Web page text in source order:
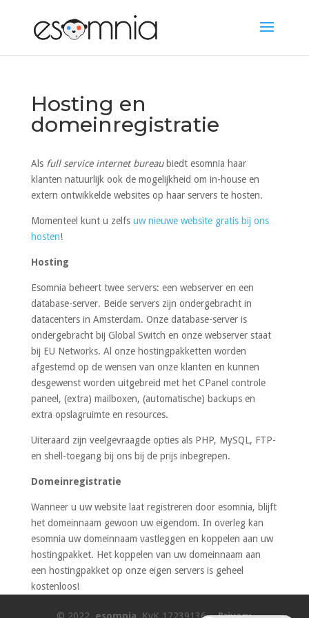
Hosting en
domeinregistratie
Als full service internet bureau biedt esomnia haar
klanten natuurlijk ook de mogelijkheid om in-house en
extern ontwikkelde websites op haar servers te hosten.
Momenteel kunt u zelfs uw nieuwe website gratis bij ons
hosten!
Hosting
Esomnia beheert twee servers: een webserver en een
database-server. Beide servers zijn ondergebracht in
datacenters in Amsterdam. Onze database-server is
ondergebracht bij Global Switch en onze webserver staat
bij EU Networks. Al onze hostingpakketten worden
afgestemd op de wensen van onze klanten en kunnen
desgewenst worden uitgebreid met het CPanel controle
paneel, (extra) mailboxen, (automatische) backups en
extra opslagruimte en resources.
Uiteraard zijn veelgevraagde opties als PHP, MySQL, FTP-
en shell-toegang bij ons bij de prijs inbegrepen.
Domeinregistratie
Wanneer u uw website laat registreren door esomnia, blijft
het domeinnaam gewoon uw eigendom. In overleg kan
esomnia uw domeinnaam vastleggen en koppelen aan uw
hostingpakket. Het koppelen van uw domeinnaam aan
een hostingpakket op onze eigen servers is geheel
kostenloos!